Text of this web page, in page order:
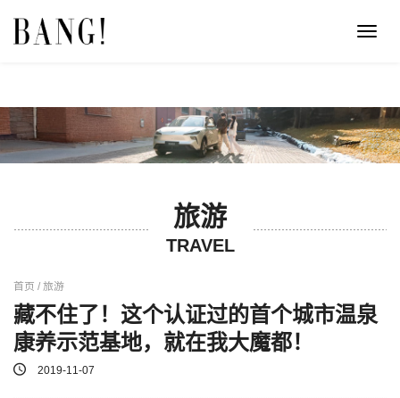
旅游
TRAVEL
首页 / 旅游
藏不住了！这个认证过的首个城市温泉
康养示范基地，就在我大魔都！
2019-11-07